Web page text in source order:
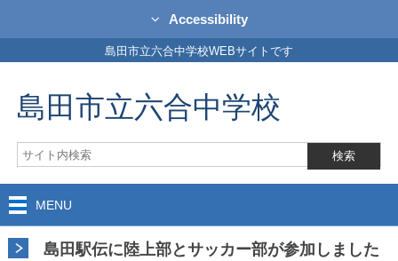
Accessibility
島田市立六合中学校WEBサイトです
島田市立六合中学校
MENU
島田駅伝に陸上部とサッカー部が参加しました